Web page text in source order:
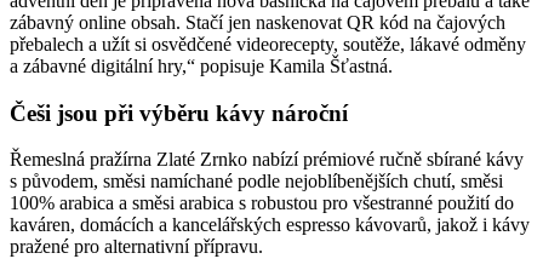
zábavný online obsah. Stačí jen naskenovat QR kód na čajových
přebalech a užít si osvědčené videorecepty, soutěže, lákavé odměny
a zábavné digitální hry,“ popisuje Kamila Šťastná.
Češi jsou při výběru kávy nároční
Řemeslná pražírna Zlaté Zrnko nabízí prémiové ručně sbírané kávy
s původem, směsi namíchané podle nejoblíbenějších chutí, směsi
100% arabica a směsi arabica s robustou pro všestranné použití do
kaváren, domácích a kancelářských espresso kávovarů, jakož i kávy
pražené pro alternativní přípravu.